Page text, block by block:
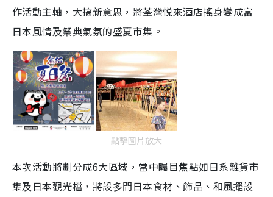
作活動主軸，大搞新意思，將荃灣悦來酒店搖身變成富
日本風情及祭典氣氛的盛夏市集。
點擊圖片放大
本次活動將劃分成6大區域，當中矚目焦點如日系雜貨市
集及日本觀光檔，將設多間日本食材、飾品、和風擺設